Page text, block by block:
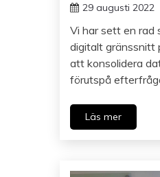
29 augusti 2022
Vi har sett en
digitalt gränssnitt
att konsolidera
förutspå
Läs mer